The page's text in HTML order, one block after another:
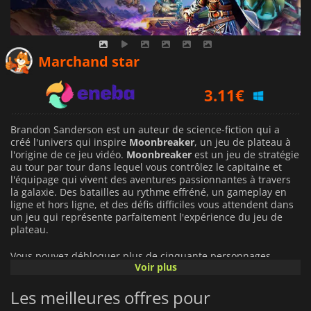
Marchand star
3.11€
9.69€
Brandon Sanderson est un auteur de science-fiction qui a
créé l'univers qui inspire Moonbreaker, un jeu de plateau à
l'origine de ce jeu vidéo. Moonbreaker est un jeu de stratégie
au tour par tour dans lequel vous contrôlez le capitaine et
l'équipage qui vivent des aventures passionnantes à travers
la galaxie. Des batailles au rythme effréné, un gameplay en
ligne et hors ligne, et des défis difficiles vous attendent dans
un jeu qui représente parfaitement l'expérience du jeu de
plateau.
Vous pouvez débloquer plus de cinquante personnages
différents que vous pouvez utiliser dans
devrez combiner leurs capacités pour sortir victorieux de vos
ennemis. Au fur et à mesure de votre progression dans le jeu,
Voir plus
Les meilleures offres pour